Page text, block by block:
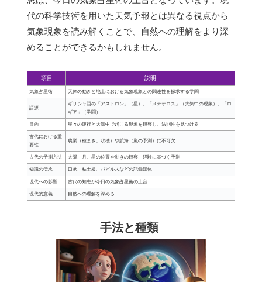
代の科学技術を用いた天気予報とは異なる視点から
気象現象を読み解くことで、自然への理解をより深
めることができるかもしれません。
項目 説明
気象占星術 天体の動きと地上における気象現象との関連性を探求する学問
語源
ギリシャ語の「アストロン」（星）、「メテオロス」（大気中の現象）、「ロ
ギア」（学問）
目的 星々の運行と大気中で起こる現象を観察し、法則性を見つける
古代における重
要性
農業（種まき、収穫）や航海（嵐の予測）に不可欠
古代の予測方法 太陽、月、星の位置や動きの観察、経験に基づく予測
知識の伝承 口承、粘土板、パピルスなどの記録媒体
現代への影響 古代の知恵が今日の気象占星術の土台
現代的意義 自然への理解を深める
手法と種類